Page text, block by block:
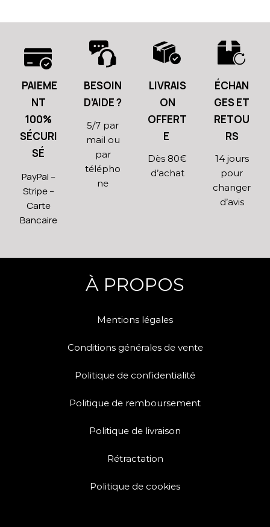
PAIEME
NT
100%
SÉCURI
SÉ
PayPal –
Stripe –
Carte
Bancaire
BESOIN
D’AIDE ?
5/7 par
mail ou
par
télépho
ne
LIVRAIS
ON
OFFERT
E
Dès 80€
d’achat
ÉCHAN
GES ET
RETOU
RS
14 jours
pour
changer
d’avis
À PROPOS
Mentions légales
Conditions générales de vente
Politique de confidentialité
Politique de remboursement
Politique de livraison
Rétractation
Politique de cookies